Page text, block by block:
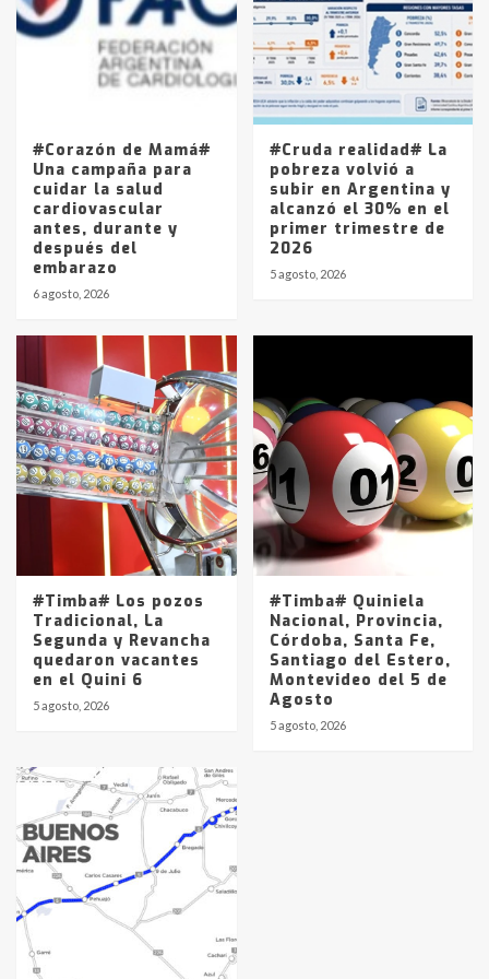
4
Los precios de los combustibles en
La Pampa, desde YPF hasta Axion
entre 857 a 1338 pesos
#Corazón de Mamá#
Una campaña para
cuidar la salud
cardiovascular
antes, durante y
después del
embarazo
6 agosto, 2026
#Cruda realidad# La
pobreza volvió a
subir en Argentina y
alcanzó el 30% en el
primer trimestre de
2026
5 agosto, 2026
#Timba# Los pozos
Tradicional, La
Segunda y Revancha
quedaron vacantes
en el Quini 6
5 agosto, 2026
#Timba# Quiniela
Nacional, Provincia,
Córdoba, Santa Fe,
Santiago del Estero,
Montevideo del 5 de
Agosto
5 agosto, 2026